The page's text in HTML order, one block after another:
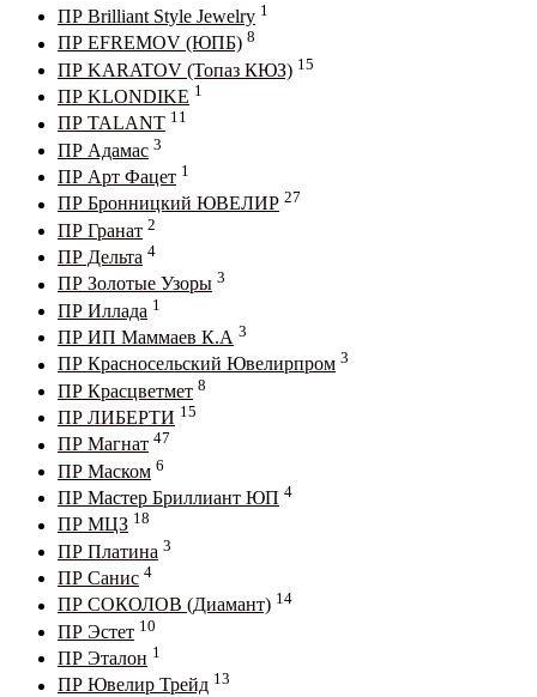
ПР Brilliant Style Jewelry 1
ПР EFREMOV (ЮПБ) 8
ПР KARATOV (Топаз КЮЗ) 15
ПР KLONDIKE 1
ПР TALANT 11
ПР Адамас 3
ПР Арт Фацет 1
ПР Бронницкий ЮВЕЛИР 27
ПР Гранат 2
ПР Дельта 4
ПР Золотые Узоры 3
ПР Иллада 1
ПР ИП Маммаев К.А 3
ПР Красносельский Ювелирпром 3
ПР Красцветмет 8
ПР ЛИБЕРТИ 15
ПР Магнат 47
ПР Маском 6
ПР Мастер Бриллиант ЮП 4
ПР МЦЗ 18
ПР Платина 3
ПР Санис 4
ПР СОКОЛОВ (Диамант) 14
ПР Эстет 10
ПР Эталон 1
ПР Ювелир Трейд 13